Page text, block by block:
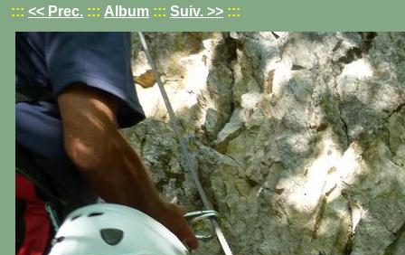
::: << Prec. ::: Album ::: Suiv. >> :::